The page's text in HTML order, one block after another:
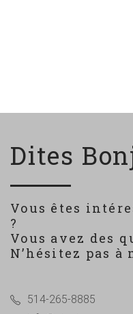
Dites
Vous êtes
?
Vous avez des
N’hésitez pas à
514-265-8885